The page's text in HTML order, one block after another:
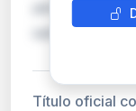
permiten la
sanitaria con
Título oficial